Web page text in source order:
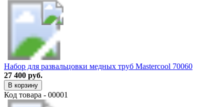
Набор для развальцовки медных труб Mastercool 70060
27 400 руб.
В корзину
Код товара - 00001